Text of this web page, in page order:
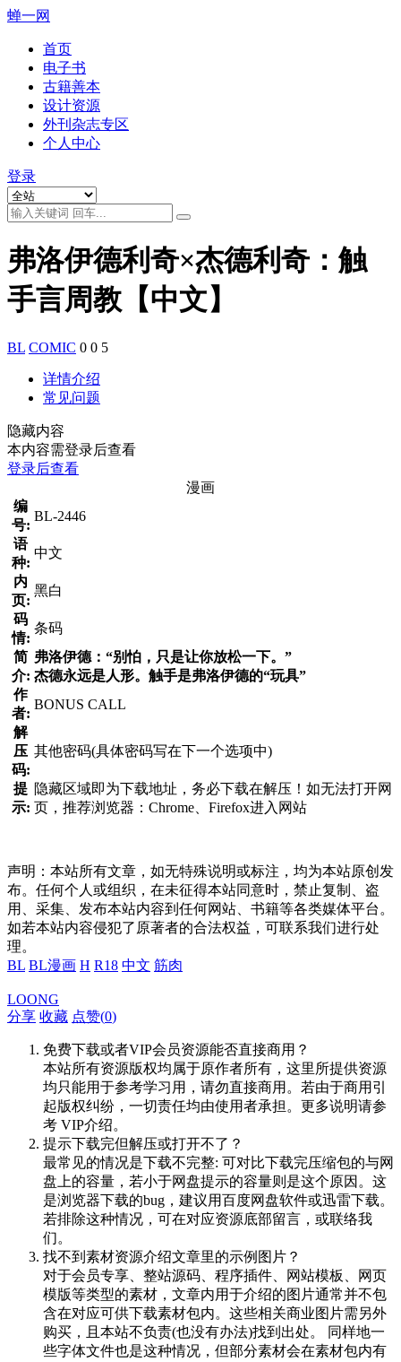
蝉一网
首页
电子书
古籍善本
设计资源
外刊杂志专区
个人中心
登录
弗洛伊德利奇×杰德利奇：触
手言周教【中文】
BL COMIC 0 0 5
详情介绍
常见问题
隐藏内容
本内容需登录后查看
登录后查看
漫画
编
号:
BL-2446
语
种:
中文
内
页:
黑白
码
情:
条码
简
介:
弗洛伊德：“别怕，只是让你放松一下。”
杰德永远是人形。触手是弗洛伊德的“玩具”
作
者:
BONUS CALL
解
压
码:
其他密码(具体密码写在下一个选项中)
提
示:
隐藏区域即为下载地址，务必下载在解压！如无法打开网
页，推荐浏览器：Chrome、Firefox进入网站
声明：本站所有文章，如无特殊说明或标注，均为本站原创发
布。任何个人或组织，在未征得本站同意时，禁止复制、盗
用、采集、发布本站内容到任何网站、书籍等各类媒体平台。
如若本站内容侵犯了原著者的合法权益，可联系我们进行处
理。
BL BL漫画 H R18 中文 筋肉
LOONG
分享 收藏 点赞(0)
免费下载或者VIP会员资源能否直接商用？
本站所有资源版权均属于原作者所有，这里所提供资源
均只能用于参考学习用，请勿直接商用。若由于商用引
起版权纠纷，一切责任均由使用者承担。更多说明请参
考 VIP介绍。
提示下载完但解压或打开不了？
最常见的情况是下载不完整: 可对比下载完压缩包的与网
盘上的容量，若小于网盘提示的容量则是这个原因。这
是浏览器下载的bug，建议用百度网盘软件或迅雷下载。
若排除这种情况，可在对应资源底部留言，或联络我
们。
找不到素材资源介绍文章里的示例图片？
对于会员专享、整站源码、程序插件、网站模板、网页
模版等类型的素材，文章内用于介绍的图片通常并不包
含在对应可供下载素材包内。这些相关商业图片需另外
购买，且本站不负责(也没有办法)找到出处。 同样地一
些字体文件也是这种情况，但部分素材会在素材包内有